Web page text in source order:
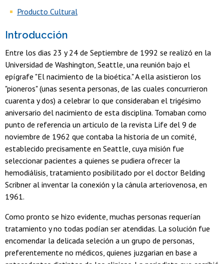
Producto Cultural
Introducción
Entre los dias 23 y 24 de Septiembre de 1992 se realizó en la
Universidad de Washington, Seattle, una reunión bajo el
epígrafe "El nacimiento de la bioética." A ella asistieron los
"pioneros" (unas sesenta personas, de las cuales concurrieron
cuarenta y dos) a celebrar lo que consideraban el trigésimo
aniversario del nacimiento de esta disciplina. Tomaban como
punto de referencia un articulo de la revista Life del 9 de
noviembre de 1962 que contaba la historia de un comité,
establecido precisamente en Seattle, cuya misión fue
seleccionar pacientes a quienes se pudiera ofrecer la
hemodiálisis, tratamiento posibilitado por el doctor Belding
Scribner al inventar la conexión y la cánula arteriovenosa, en
1961.
Como pronto se hizo evidente, muchas personas requerían
tratamiento y no todas podían ser atendidas. La solución fue
encomendar la delicada seleción a un grupo de personas,
preferentemente no médicos, quienes juzgarian en base a